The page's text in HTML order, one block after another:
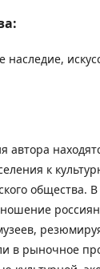
наследие,
автора
к
общества. В
в рыночное